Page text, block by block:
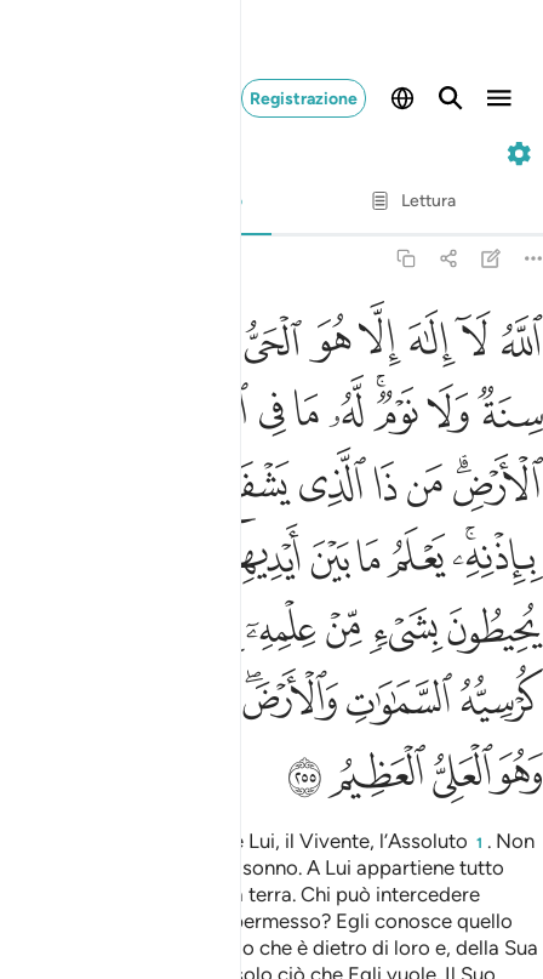
Registrazione
Versetto per versetto Lettura
: Hamza Roberto Piccardo
الله لا الاه الا هو الحي القيوم لا تاخذه سنة ولا نوم له ما في
ٱللَّهُ لَآ إِلَـٰهَ إِلَّا هُوَ ٱلْحَىُّ ٱلْقَيُّومُ ۚ لَا تَأْخُذُهُۥ سِنَةٌۭ وَلَا
ﲓ ﲔﲕﲖﲗﲘ
ﲝﲞﲟﲠﲡﲢﲣﲤ
ﲧﲨﲩﲪﲫﲬ
ﲯﲰﲱﲲﲳﲴ
ﲹﲺﲻﲼﲽ
ﳂﳃﳄﳅ
ﳊﳋﳌ ﳍ
Allah! Non c’è altro dio che Lui, il Vivente, l’Assoluto 1 . Non
Lo prendon mai sopore né sonno. A Lui appartiene tutto
quello che è nei cieli e sulla terra. Chi può intercedere
presso di Lui senza il Suo permesso? Egli conosce quello
che è davanti a loro e quello che è dietro di loro e, della Sua
scienza, essi apprendono solo ciò che Egli vuole. Il Suo